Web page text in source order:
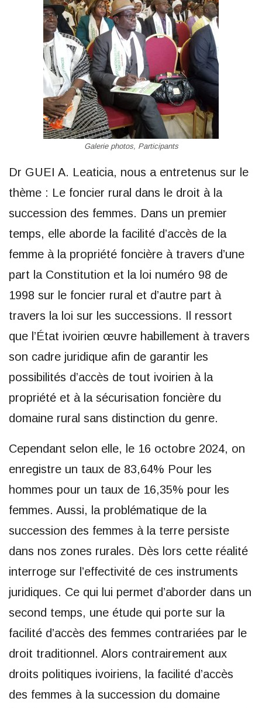
Galerie photos, Participants
Dr GUEI A. Leaticia, nous a entretenus sur le
thème : Le foncier rural dans le droit à la
succession des femmes. Dans un premier
temps, elle aborde la facilité d’accès de la
femme à la propriété foncière à travers d’une
part la Constitution et la loi numéro 98 de
1998 sur le foncier rural et d’autre part à
travers la loi sur les successions. Il ressort
que l’État ivoirien œuvre habillement à travers
son cadre juridique afin de garantir les
possibilités d’accès de tout ivoirien à la
propriété et à la sécurisation foncière du
domaine rural sans distinction du genre.
Cependant selon elle, le 16 octobre 2024, on
enregistre un taux de 83,64% Pour les
hommes pour un taux de 16,35% pour les
femmes. Aussi, la problématique de la
succession des femmes à la terre persiste
dans nos zones rurales. Dès lors cette réalité
interroge sur l’effectivité de ces instruments
juridiques. Ce qui lui permet d’aborder dans un
second temps, une étude qui porte sur la
facilité d’accès des femmes contrariées par le
droit traditionnel. Alors contrairement aux
droits politiques ivoiriens, la facilité d’accès
des femmes à la succession du domaine